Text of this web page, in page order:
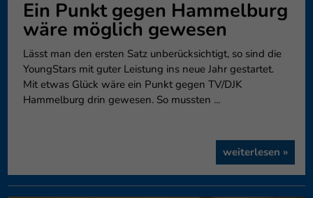
Ein Punkt gegen Hammelburg
wäre möglich gewesen
Lässt man den ersten Satz unberücksichtigt, so sind die
YoungStars mit guter Leistung ins neue Jahr gestartet.
Mit etwas Glück wäre ein Punkt gegen TV/DJK
Hammelburg drin gewesen. So mussten ...
weiterlesen »